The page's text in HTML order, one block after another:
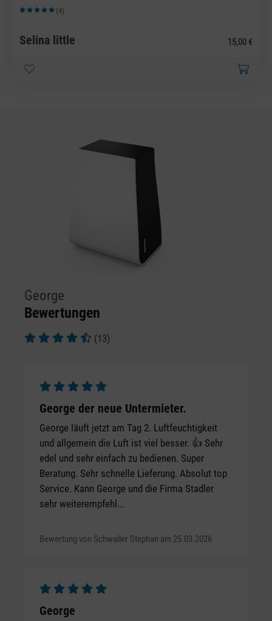
Durchschnittliche Bewertung von 5 von 5 Sternen
(4)
Selina little 15,00 €
George
Bewertungen
(13)
Durchschnittliche Bewertung von 5 von 5 Sternen
George der neue Untermieter.
George läuft jetzt am Tag 2. Luftfeuchtigkeit
und allgemein die Luft ist viel besser. 👍 Sehr
edel und sehr einfach zu bedienen. Super
Beratung. Sehr schnelle Lieferung. Absolut top
Service. Kann George und die Firma Stadler
sehr weiterempfehl...
Bewertung von Schwaller Stephan am 25.03.2026
Durchschnittliche Bewertung von 5 von 5 Sternen
George